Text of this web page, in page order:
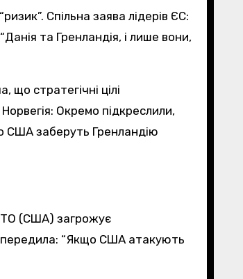
Спільна заява лідерів ЄС:
та Гренландія, і лише вони,
стратегічні цілі
Окремо підкреслили,
США заберуть Гренландію
(США) загрожує
“Якщо США атакують